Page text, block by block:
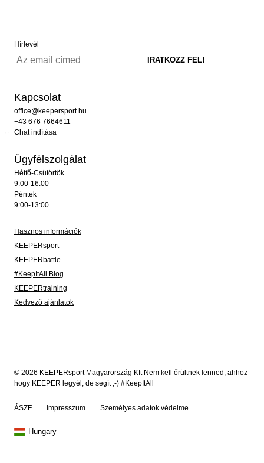
Hírlevél
Kapcsolat
office@keepersport.hu
+43 676 7664611
Chat indítása
Ügyfélszolgálat
Hétfő-Csütörtök
9:00-16:00
Péntek
9:00-13:00
Hasznos információk
KEEPERsport
KEEPERbattle
#KeepItAll Blog
KEEPERtraining
Kedvező ajánlatok
© 2026 KEEPERsport Magyarország Kft Nem kell őrültnek lenned, ahhoz
hogy KEEPER legyél, de segít ;-) #KeepItAll
ÁSZF Impresszum Személyes adatok védelme
Hungary